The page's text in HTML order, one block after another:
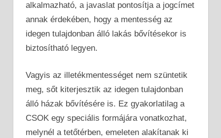
alkalmazható, a javaslat pontosítja a jogcímet
annak érdekében, hogy a mentesség az
idegen tulajdonban álló lakás bővítésekor is
biztosítható legyen.
Vagyis az illetékmentességet nem szüntetik
meg, sőt kiterjesztik az idegen tulajdonban
álló házak bővítésére is. Ez gyakorlatilag a
CSOK egy speciális formájára vonatkozhat,
melynél a tetőtérben, emeleten alakítanak ki